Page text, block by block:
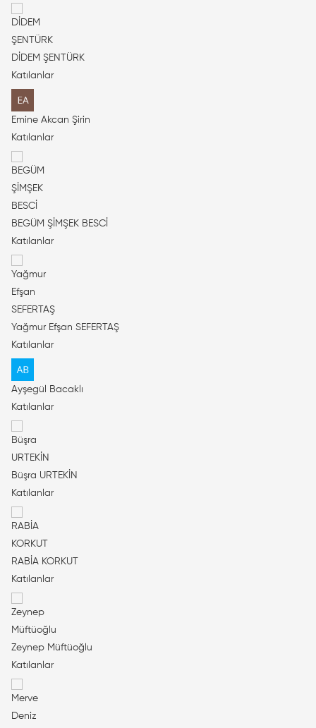
DİDEM ŞENTÜRK
Katılanlar
Emine Akcan Şirin
Katılanlar
BEGÜM ŞİMŞEK BESCİ
Katılanlar
Yağmur Efşan SEFERTAŞ
Katılanlar
Ayşegül Bacaklı
Katılanlar
Büşra URTEKİN
Katılanlar
RABİA KORKUT
Katılanlar
Zeynep Müftüoğlu
Katılanlar